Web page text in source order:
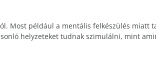
Most például a mentális felkészülés miatt
helyzeteket tudnak szimulálni, mint